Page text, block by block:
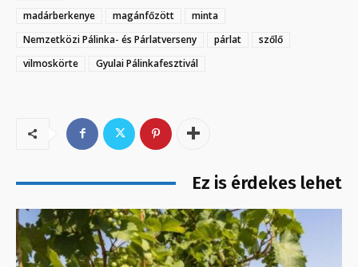
madárberkenye
magánfőzött
minta
Nemzetközi Pálinka- és Párlatverseny
párlat
szőlő
vilmoskörte
Gyulai Pálinkafesztivál
Ez is érdekes lehet